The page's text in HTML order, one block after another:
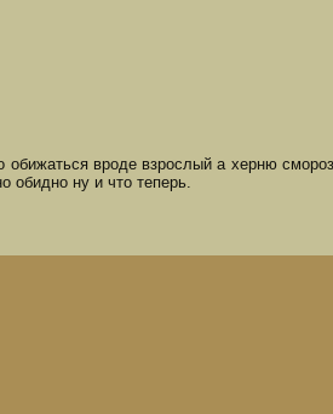
вроде взрослый а херню
обидно ну и что теперь.